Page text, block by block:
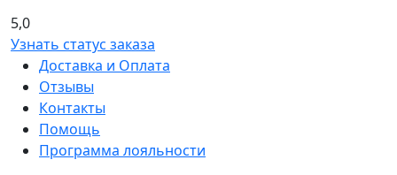
5,0
Узнать статус заказа
Доставка и Оплата
Отзывы
Контакты
Помощь
Программа лояльности